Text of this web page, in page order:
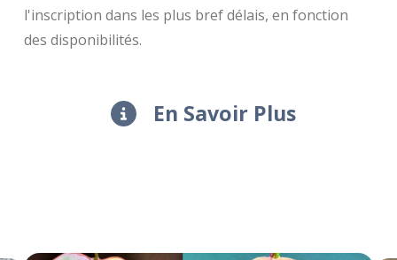
l'inscription dans les plus bref délais, en fonction
des disponibilités.
En Savoir Plus